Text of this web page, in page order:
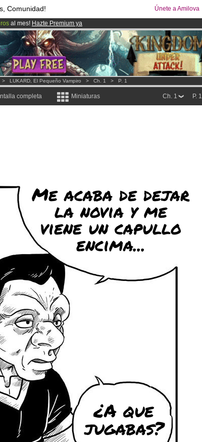
Comunidad! Únete a Amilova
al mes! Hazte Premium ya
lanzado!.
Cómics y Mangas!.
LUKARD, El Pequeño Vampiro > Ch. 1 > P. 1
completa Miniaturas P. 1
Ch. 1
Me acaba de dejar
la novia y me
viene un capullo
encima...
¿A que
jugabas?